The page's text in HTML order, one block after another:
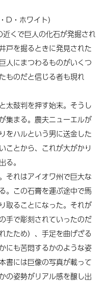
D・ホワイト）
くで巨人の化石が発掘され
戸を掘るときに発見された
人にまつわるものがいくつ
ものだと信じる者も現れ
太鼓判を押す始末。そうし
集まる。農夫ニューエルが
をハルという男に送金した
ことから、これが大がかり
る。
それはアイオワ州で巨大な
。この石膏を運ぶ途中で馬
取ることになった。それが
手で彫刻されていったのだ
たため）、手足を曲げざる
にも苦悶するかのような姿
書には巨像の写真が載って
の姿勢がリアル感を醸し出